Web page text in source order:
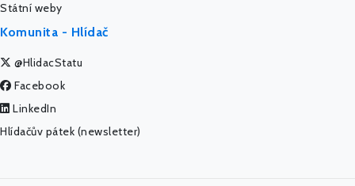
Státní weby
Komunita - Hlídač
@HlidacStatu
Facebook
LinkedIn
Hlídačův pátek (newsletter)